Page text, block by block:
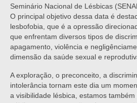
Seminário Nacional de Lésbicas
O principal objetivo dessa data é
lesbofobia, que é a opressão
que enfrentam diversos tipos de
apagamento, violência e
dimensão da saúde sexual e
A exploração, o preconceito, a
intolerância tornam este dia um
a visibilidade lésbica, estamos